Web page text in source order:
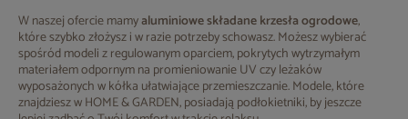
W naszej ofercie mamyaluminiowe składane krzesła ogrodowe,
które szybko złożysz i w razie potrzeby schowasz. Możesz wybierać
spośród modeli z regulowanym oparciem, pokrytych wytrzymałym
materiałem odpornym na promieniowanie UV czy leżaków
wyposażonych w kółka ułatwiające przemieszczanie. Modele, które
znajdziesz w HOME & GARDEN, posiadają podłokietniki, by jeszcze